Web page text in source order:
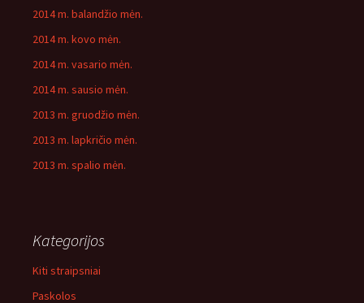
2014 m. balandžio mėn.
2014 m. kovo mėn.
2014 m. vasario mėn.
2014 m. sausio mėn.
2013 m. gruodžio mėn.
2013 m. lapkričio mėn.
2013 m. spalio mėn.
Kategorijos
Kiti straipsniai
Paskolos